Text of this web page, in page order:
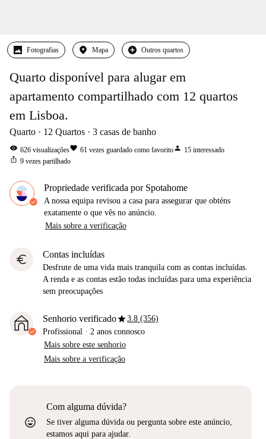
Fotografias Mapa Outros quartos
Quarto disponível para alugar em
apartamento compartilhado com 12 quartos
em Lisboa.
Quarto 12 Quartos 3 casas de banho
visibility 626 visualizaçõesfavorite 61 vezes guardado como favoritoperson 15 interessado
ios_share 9 vezes partilhado
Propriedade verificada por Spotahome
A nossa equipa revisou a casa para assegurar que obténs
exatamente o que vês no anúncio.
Mais sobre a verificação
euro Contas incluídas
Desfrute de uma vida mais tranquila com as contas incluídas.
A renda e as contas estão todas incluídas para uma experiência
sem preocupações
Senhorio verificadostar3.8 (356)
Profissional · 2 anos connosco
Mais sobre este senhorio
Mais sobre a verificação
sentiment_very_satisfied
Com alguma dúvida?
Se tiver alguma dúvida ou pergunta sobre este anúncio,
estamos aqui para ajudar.